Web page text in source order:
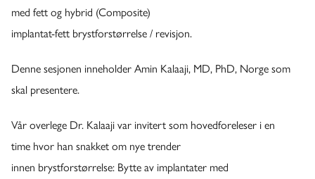
med fett og hybrid (Composite)
implantat-fett brystforstørrelse / revisjon.
Denne sesjonen inneholder Amin Kalaaji, MD, PhD, Norge som
skal presentere.
Vår overlege Dr. Kalaaji var invitert som hovedforeleser i en
time hvor han snakket om nye trender
innen brystforstørrelse: Bytte av implantater med